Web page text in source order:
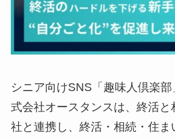
シニア向けSNS「趣味人倶楽
式会社オースタンスは、終活と
社と連携し、終活・相続・住ま